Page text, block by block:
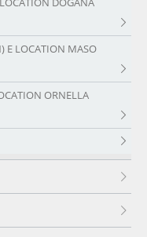
E LOCATION MASO
ORNELLA